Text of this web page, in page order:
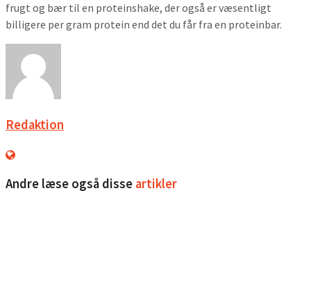
frugt og bær til en proteinshake, der også er væsentligt
billigere per gram protein end det du får fra en proteinbar.
Redaktion
Andre læse også disse artikler